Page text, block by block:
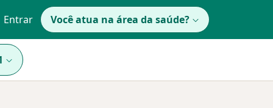
Entrar Você atua na área da saúde?